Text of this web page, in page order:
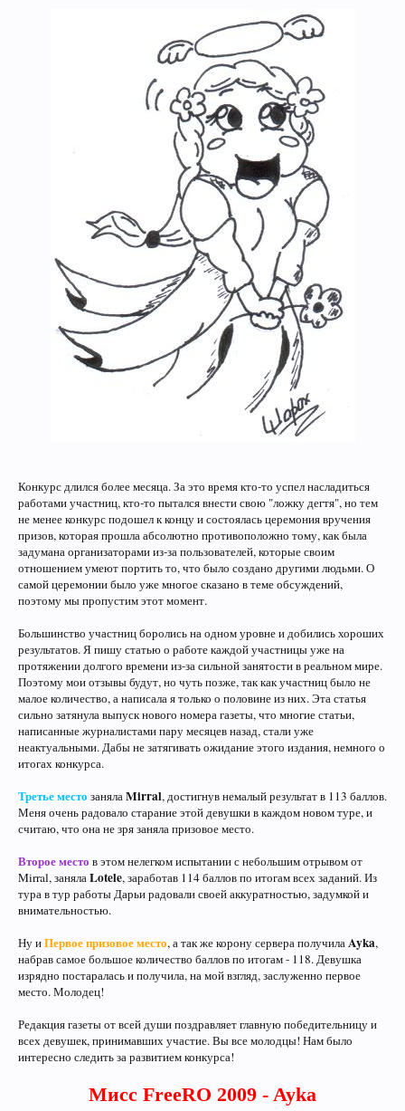
Конкурс длился более месяца. За это время кто-то успел насладиться
работами участниц, кто-то пытался внести свою "ложку дегтя", но тем
не менее конкурс подошел к концу и состоялась церемония вручения
призов, которая прошла абсолютно противоположно тому, как была
задумана организаторами из-за пользователей, которые своим
отношением умеют портить то, что было создано другими людьми. О
самой церемонии было уже многое сказано в теме обсуждений,
поэтому мы пропустим этот момент.
Большинство участниц боролись на одном уровне и добились хороших
результатов. Я пишу статью о работе каждой участницы уже на
протяжении долгого времени из-за сильной занятости в реальном мире.
Поэтому мои отзывы будут, но чуть позже, так как участниц было не
малое количество, а написала я только о половине из них. Эта статья
сильно затянула выпуск нового номера газеты, что многие статьи,
написанные журналистами пару месяцев назад, стали уже
неактуальными. Дабы не затягивать ожидание этого издания, немного о
итогах конкурса.
Третье место занялаMirral, достигнув немалый результат в 113 баллов.
Меня очень радовало старание этой девушки в каждом новом туре, и
считаю, что она не зря заняла призовое место.
Второе место в этом нелегком испытании с небольшим отрывом от
Mirral, занялаLotele, заработав 114 баллов по итогам всех заданий. Из
тура в тур работы Дарьи радовали своей аккуратностью, задумкой и
внимательностью.
Ну иПервое призовое место, а так же корону сервера получилаAyka,
набрав самое большое количество баллов по итогам - 118. Девушка
изрядно постаралась и получила, на мой взгляд, заслуженно первое
место. Молодец!
Редакция газеты от всей души поздравляет главную победительницу и
всех девушек, принимавших участие. Вы все молодцы! Нам было
интересно следить за развитием конкурса!
Мисс FreeRO 2009 - Ayka